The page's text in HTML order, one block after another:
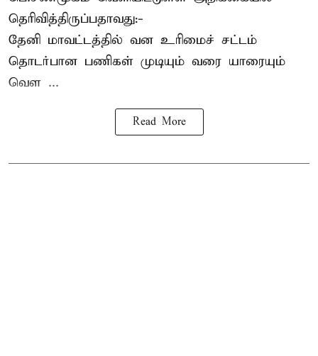
தெரிவித்திருப்பதாவது:-
தேனி மாவட்டத்தில் வன உரிமைச் சட்டம்
தொடர்பான பணிகள் முடியும் வரை யாரையும்
வெள ...
Read More